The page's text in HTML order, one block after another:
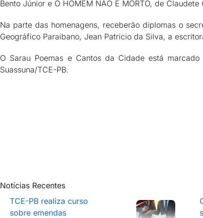
Bento Júnior e O HOMEM NÃO É MORTO, de Claudete
Na parte das homenagens, receberão diplomas o
Geográfico Paraibano, Jean Patricio da Silva, a
O Sarau Poemas e Cantos da Cidade está
Suassuna/TCE-PB.
Notícias Recentes
TCE-PB realiza curso
sobre emendas